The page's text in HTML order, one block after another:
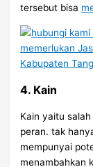
tersebut bisa
4. Kain
Kain yaitu
peran. tak
mempunyai
menambahkan